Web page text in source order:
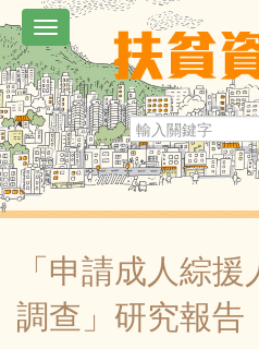
移
至
主
內
容
Toggle
navigation
「申請成人綜
調查」研究報告